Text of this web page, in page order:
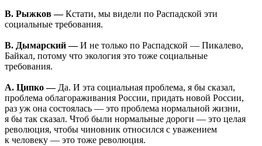
В. Рыжков —Кстати, мы видели по Распадской эти
социальные требования.
В. Дымарский —И не только по Распадской — Пикалево,
Байкал, потому что экология это тоже социальные
требования.
А. Ципко —Да. И эта социальная проблема, я бы сказал,
проблема облагораживания России, придать новой России,
раз уж она состоялась — это проблема нормальной жизни,
я бы так сказал. Чтоб были нормальные дороги — это целая
революция, чтобы чиновник относился с уважением
к человеку — это тоже революция.